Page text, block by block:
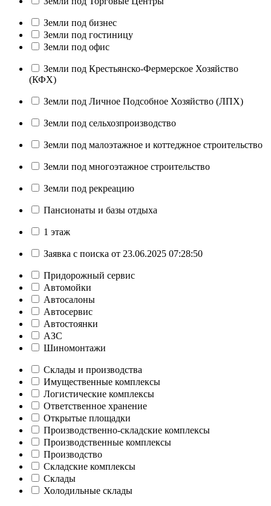
Земли под бизнес
Земли под гостиницу
Земли под офис
Земли под Крестьянско-Фермерское Хозяйство
(КФХ)
Земли под Личное Подсобное Хозяйство (ЛПХ)
Земли под сельхозпроизводство
Земли под малоэтажное и коттеджное строительство
Земли под многоэтажное строительство
Земли под рекреацию
Пансионаты и базы отдыха
1 этаж
Заявка с поиска от 23.06.2025 07:28:50
Придорожный сервис
Автомойки
Автосалоны
Автосервис
Автостоянки
АЗС
Шиномонтажи
Склады и производства
Имущественные комплексы
Логистические комплексы
Ответственное хранение
Открытые площадки
Производственно-складские комплексы
Производственные комплексы
Производство
Складские комплексы
Склады
Холодильные склады